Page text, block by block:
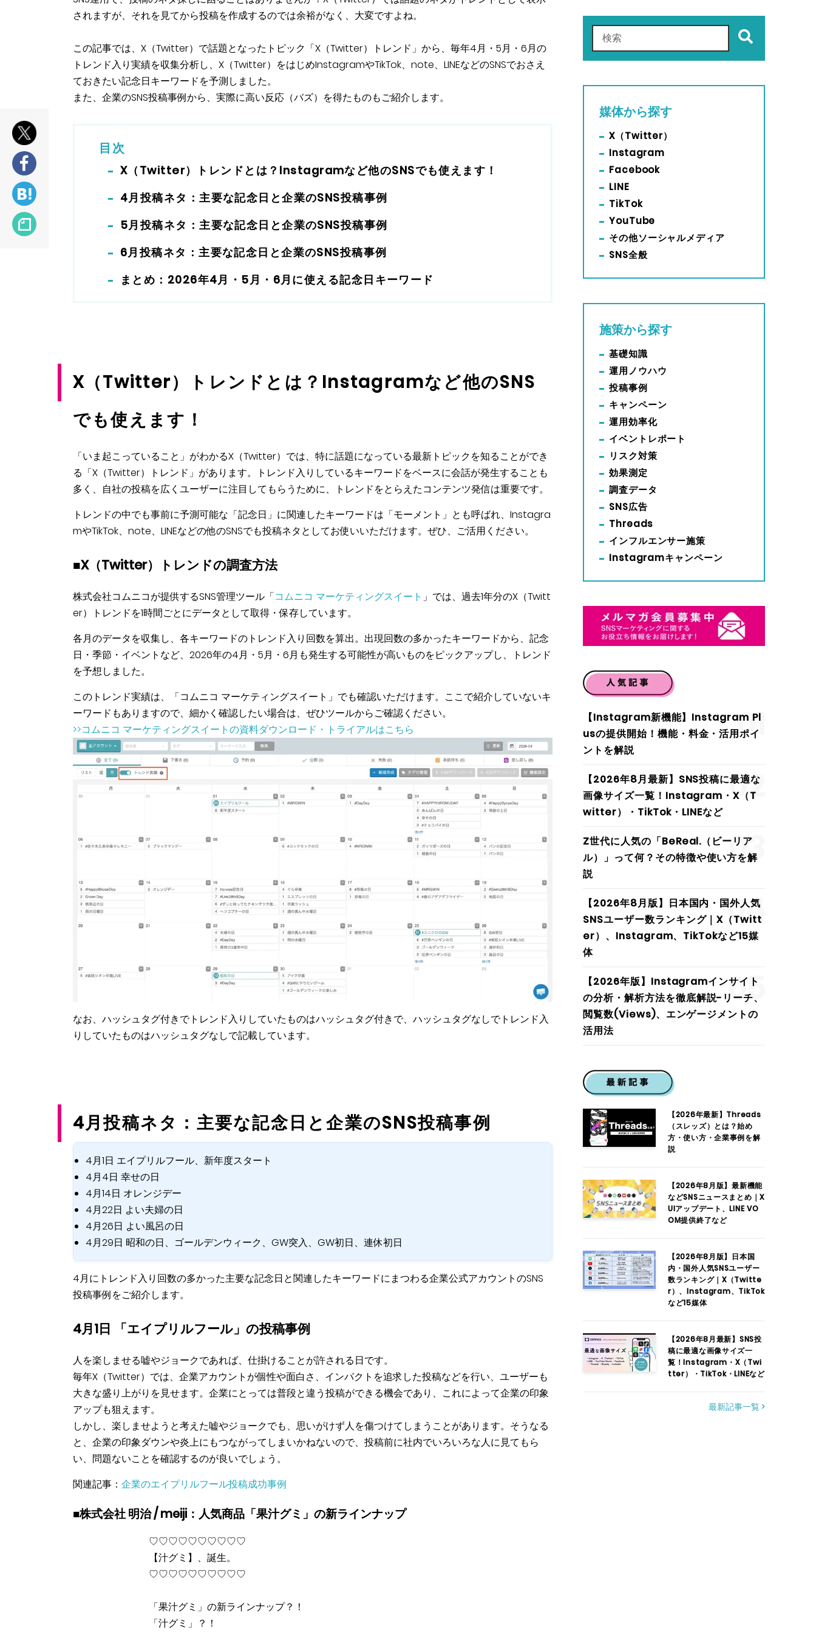
されますが、それを見てから投稿を作成するのでは余裕がなく、大変ですよね。
この記事では、X（Twitter）で話題となったトピック「X（Twitter）トレンド」から、毎年4月・5月・6月の
トレンド入り実績を収集分析し、X（Twitter）をはじめInstagramやTikTok、note、LINEなどのSNSでおさえ
ておきたい記念日キーワードを予測しました。
また、企業のSNS投稿事例から、実際に高い反応（バズ）を得たものもご紹介します。
目次
X（Twitter）トレンドとは？Instagramなど他のSNSでも使えます！
4月投稿ネタ：主要な記念日と企業のSNS投稿事例
5月投稿ネタ：主要な記念日と企業のSNS投稿事例
6月投稿ネタ：主要な記念日と企業のSNS投稿事例
まとめ：2026年4月・5月・6月に使える記念日キーワード
X（Twitter）トレンドとは？Instagramなど他のSNS
でも使えます！
「いま起こっていること」がわかるX（Twitter）では、特に話題になっている最新トピックを知ることができ
る「X（Twitter）トレンド」があります。トレンド入りしているキーワードをベースに会話が発生することも
多く、自社の投稿を広くユーザーに注目してもらうために、トレンドをとらえたコンテンツ発信は重要です。
トレンドの中でも事前に予測可能な「記念日」に関連したキーワードは「モーメント」とも呼ばれ、Instagra
mやTikTok、note、LINEなどの他のSNSでも投稿ネタとしてお使いいただけます。ぜひ、ご活用ください。
■X（Twitter）トレンドの調査方法
株式会社コムニコが提供するSNS管理ツール「コムニコ マーケティングスイート 」では、 過去1年分のX（Twitt
er）トレンドを1時間ごとにデータとして取得・保存しています。
各月のデータを収集し、各キーワードのトレンド入り回数を算出。出現回数の多かったキーワードから、記念
日・季節・イベントなど、2026年の4月・5月・6月も発生する可能性が高いものをピックアップし、トレンド
を予想しました。
このトレンド実績は、「コムニコ マーケティングスイート」でも確認いただけます。ここで紹介していないキ
ーワードもありますので、細かく確認したい場合は、ぜひツールからご確認ください。
>>コムニコ マーケティングスイートの資料ダウンロード・トライアルはこちら
なお、ハッシュタグ付きでトレンド入りしていたものはハッシュタグ付きで、ハッシュタグなしでトレンド入
りしていたものはハッシュタグなしで記載しています。
4月投稿ネタ：主要な記念日と企業のSNS投稿事例
4月1日 エイプリルフール、新年度スタート
4月4日 幸せの日
4月14日 オレンジデー
4月22日 よい夫婦の日
4月26日 よい風呂の日
4月29日 昭和の日、ゴールデンウィーク、GW突入、GW初日、連休初日
4月にトレンド入り回数の多かった主要な記念日と関連したキーワードにまつわる企業公式アカウントのSNS
投稿事例をご紹介します。
4月1日 「エイプリルフール」の投稿事例
人を楽しませる嘘やジョークであれば、仕掛けることが許される日です。
毎年X（Twitter）では、企業アカウントが個性や面白さ、インパクトを追求した投稿などを行い、ユーザーも
大きな盛り上がりを見せます。企業にとっては普段と違う投稿ができる機会であり、これによって企業の印象
アップも狙えます。
しかし、楽しませようと考えた嘘やジョークでも、思いがけず人を傷つけてしまうことがあります。そうなる
と、企業の印象ダウンや炎上にもつながってしまいかねないので、投稿前に社内でいろいろな人に見てもら
い、問題ないことを確認するのが良いでしょう。
関連記事： 企業のエイプリルフール投稿成功事例
■株式会社 明治 / meiji：人気商品「果汁グミ」の新ラインナップ
♡♡♡♡♡♡♡♡♡♡
【汁グミ】、誕生。
♡♡♡♡♡♡♡♡♡♡
「果汁グミ」の新ラインナップ？！
「汁グミ」？！
これは、自動候補機能付きの検索フィールドです。
検索フィールドが空なので、候補はありません。
媒体から探す
X（Twitter）
Instagram
Facebook
LINE
TikTok
YouTube
その他ソーシャルメディア
SNS全般
施策から探す
基礎知識
運用ノウハウ
投稿事例
キャンペーン
運用効率化
イベントレポート
リスク対策
効果測定
調査データ
SNS広告
Threads
インフルエンサー施策
Instagramキャンペーン
01
【Instagram新機能】Instagram Pl
usの提供開始！機能・料金・活用ポイ
ントを解説
02
【2026年8月最新】SNS投稿に最適な
画像サイズ一覧！Instagram・X（T
witter）・TikTok・LINEなど
03
Z世代に人気の「BeReal.（ビーリア
ル）」って何？その特徴や使い方を解
説
04
【2026年8月版】日本国内・国外人気
SNSユーザー数ランキング｜X（Twitt
er）、Instagram、TikTokなど15媒
体
05
【2026年版】Instagramインサイト
の分析・解析方法を徹底解説-リーチ、
閲覧数(Views)、エンゲージメントの
活用法
【2026年最新】Threads
（スレッズ）とは？始め
方・使い方・企業事例を解
説
【2026年8月版】最新機能
などSNSニュースまとめ｜X
UIアップデート、LINE VO
OM提供終了など
【2026年8月版】日本国
内・国外人気SNSユーザー
数ランキング｜X（Twitte
r）、Instagram、TikTok
など15媒体
【2026年8月最新】SNS投
稿に最適な画像サイズ一
覧！Instagram・X（Twi
tter）・TikTok・LINEなど
最新記事一覧 >